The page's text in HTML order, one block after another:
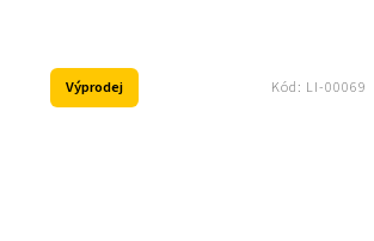
Výprodej Kód: LI-00069